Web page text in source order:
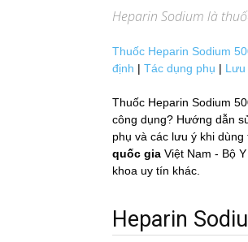
Heparin Sodium là
Thuốc Heparin Sodium
định | Tác dụng phụ | Lưu
Thuốc Heparin Sodium
công dụng? Hướng dẫn
phụ và các lưu ý khi
quốc gia Việt Nam - Bộ
khoa uy tín khác.
Heparin